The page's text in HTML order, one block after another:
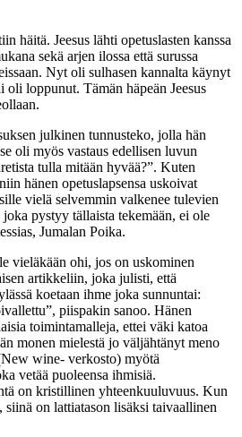
häitä. Jeesus lähti opetuslasten kanssa
sekä arjen ilossa että surussa
Nyt oli sulhasen kannalta käynyt
loppunut. Tämän häpeän Jeesus
julkinen tunnusteko, jolla hän
oli myös vastaus edellisen luvun
tulla mitään hyvää?”. Kuten
hänen opetuslapsensa uskoivat
vielä selvemmin valkenee tulevien
pystyy tällaista tekemään, ei ole
Jumalan Poika.
vieläkään ohi, jos on uskominen
artikkeliin, joka julisti, että
koetaan ihme joka sunnuntai:
piispakin sanoo. Hänen
toimintamalleja, ettei väki katoa
monen mielestä jo väljähtänyt meno
wine- verkosto) myötä
vetää puoleensa ihmisiä.
on kristillinen yhteenkuuluvuus. Kun
on lattiatason lisäksi taivaallinen